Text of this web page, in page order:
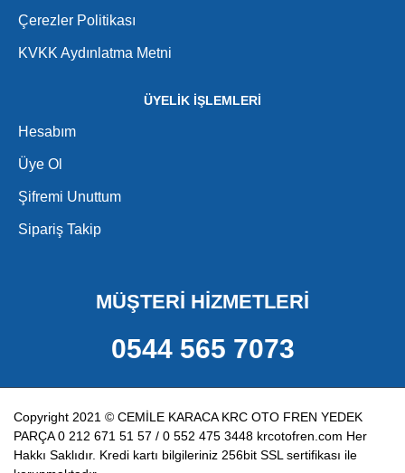
Çerezler Politikası
KVKK Aydınlatma Metni
ÜYELİK İŞLEMLERİ
Hesabım
Üye Ol
Şifremi Unuttum
Sipariş Takip
MÜŞTERİ HİZMETLERİ
0544 565 7073
Copyright 2021 © CEMİLE KARACA KRC OTO FREN YEDEK
PARÇA 0 212 671 51 57 / 0 552 475 3448 krcotofren.com Her
Hakkı Saklıdır. Kredi kartı bilgileriniz 256bit SSL sertifikası ile